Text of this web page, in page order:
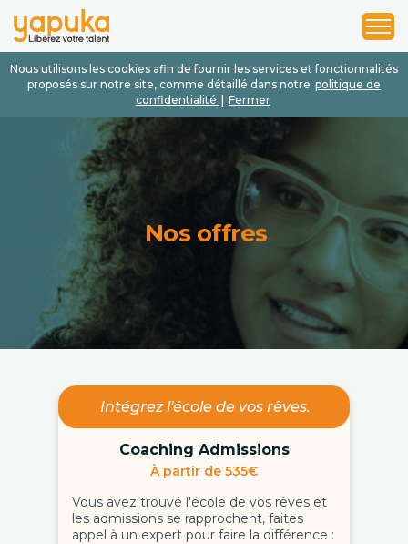
Nous utilisons les cookies afin de fournir les services et fonctionnalités
proposés sur notre site, comme détaillé dans notre politique de
confidentialité
Fermer
1
2
3
Nos offres
Intégrez l'école de vos rêves.
Coaching Admissions
À partir de 535€
Vous avez trouvé l'école de vos rêves et
les admissions se rapprochent, faites
appel à un expert pour faire la différence :